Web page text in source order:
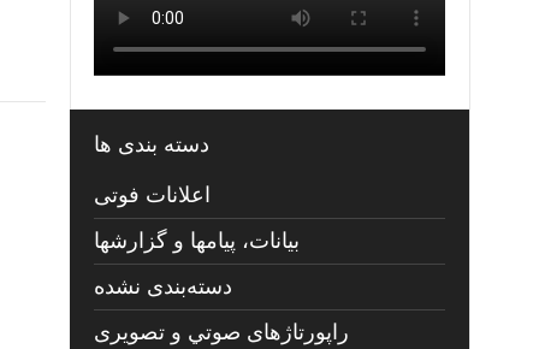
دسته بندی ها
اعلانات فوتی
بیانات، پیامها و گزارشها
دسته‌بندی نشده
راپورتاژهای صوتي و تصويری